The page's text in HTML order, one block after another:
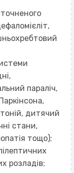
параліч,
дитячий
стани,
тощо);
розладів;